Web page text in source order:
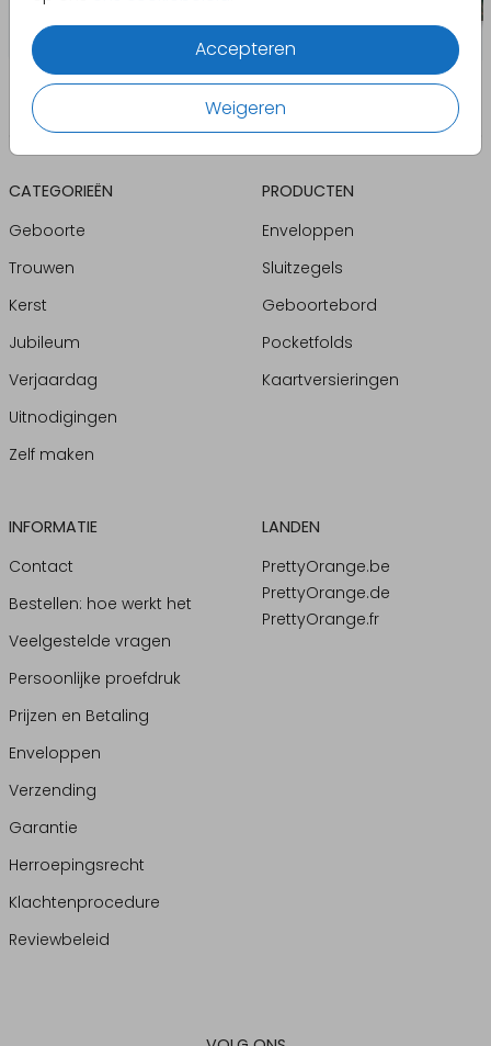
Accepteren
Weigeren
CATEGORIEËN
Geboorte
Trouwen
Kerst
Jubileum
Verjaardag
Uitnodigingen
Zelf maken
PRODUCTEN
Enveloppen
Sluitzegels
Geboortebord
Pocketfolds
Kaartversieringen
INFORMATIE
Contact
Bestellen: hoe werkt het
Veelgestelde vragen
Persoonlijke proefdruk
Prijzen en Betaling
Enveloppen
Verzending
Garantie
Herroepingsrecht
Klachtenprocedure
Reviewbeleid
LANDEN
PrettyOrange.be
PrettyOrange.de
PrettyOrange.fr